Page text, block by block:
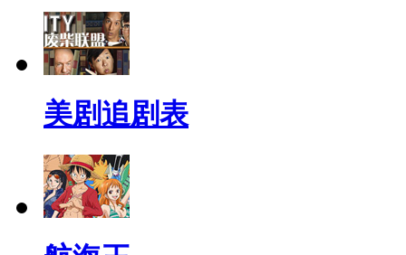
美剧追剧表